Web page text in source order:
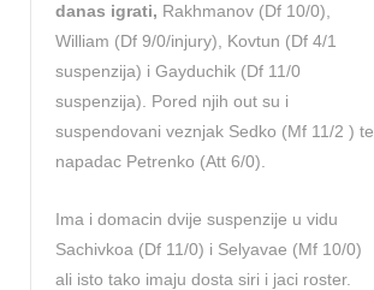
danas igrati, Rakhmanov (Df 10/0),
William (Df 9/0/injury), Kovtun (Df 4/1
suspenzija) i Gayduchik (Df 11/0
suspenzija). Pored njih out su i
suspendovani veznjak Sedko (Mf 11/2 ) te
napadac Petrenko (Att 6/0).
Ima i domacin dvije suspenzije u vidu
Sachivkoa (Df 11/0) i Selyavae (Mf 10/0)
ali isto tako imaju dosta siri i jaci roster.